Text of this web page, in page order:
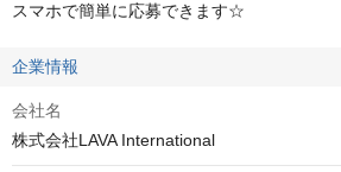
スマホで簡単に応募できます☆
企業情報
会社名
株式会社LAVA International